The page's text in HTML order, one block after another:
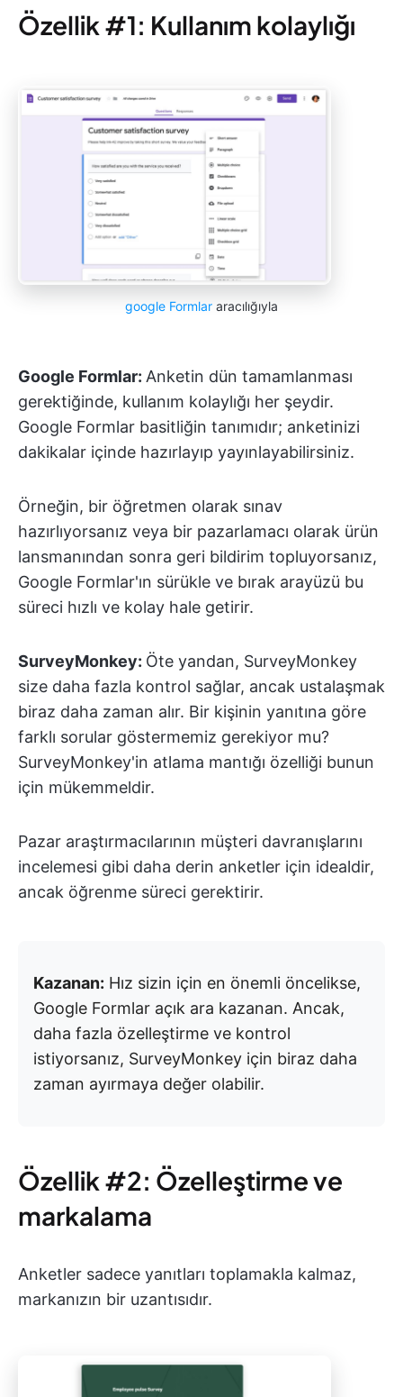
Özellik #1: Kullanım kolaylığı
google Formlar aracılığıyla
Google Formlar: Anketin dün tamamlanması
gerektiğinde, kullanım kolaylığı her şeydir.
Google Formlar basitliğin tanımıdır; anketinizi
dakikalar içinde hazırlayıp yayınlayabilirsiniz.
Örneğin, bir öğretmen olarak sınav
hazırlıyorsanız veya bir pazarlamacı olarak ürün
lansmanından sonra geri bildirim topluyorsanız,
Google Formlar'ın sürükle ve bırak arayüzü bu
süreci hızlı ve kolay hale getirir.
SurveyMonkey: Öte yandan, SurveyMonkey
size daha fazla kontrol sağlar, ancak ustalaşmak
biraz daha zaman alır. Bir kişinin yanıtına göre
farklı sorular göstermemiz gerekiyor mu?
SurveyMonkey'in atlama mantığı özelliği bunun
için mükemmeldir.
Pazar araştırmacılarının müşteri davranışlarını
incelemesi gibi daha derin anketler için idealdir,
ancak öğrenme süreci gerektirir.
Kazanan: Hız sizin için en önemli öncelikse,
Google Formlar açık ara kazanan. Ancak,
daha fazla özelleştirme ve kontrol
istiyorsanız, SurveyMonkey için biraz daha
zaman ayırmaya değer olabilir.
Özellik #2: Özelleştirme ve
markalama
Anketler sadece yanıtları toplamakla kalmaz,
markanızın bir uzantısıdır.